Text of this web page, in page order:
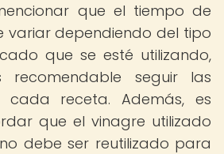
que el tiempo de
variar dependiendo del tipo
que se esté utilizando,
seguir las
cada receta. Además, es
que el vinagre utilizado
debe ser reutilizado para